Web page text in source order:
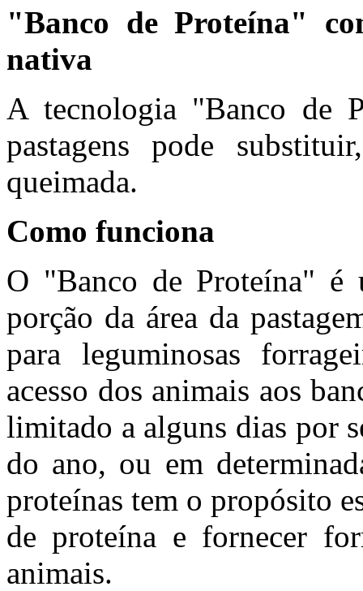
"Banco de Proteína"
nativa
A tecnologia "Banco de
pastagens pode
queimada.
Como funciona
O "Banco de Proteína" é
porção da área da
para leguminosas
acesso dos animais aos
limitado a alguns dias por
do ano, ou em
proteínas tem o propósito
de proteína e fornecer
animais.